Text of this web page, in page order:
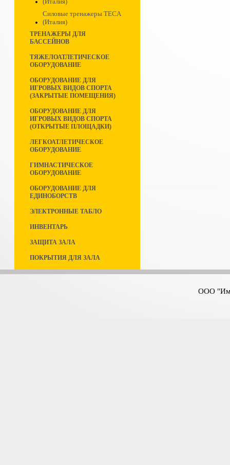
Силовые тренажеры TECA
(Италия)
ТРЕНАЖЕРЫ ДЛЯ
БАССЕЙНОВ
ТЯЖЕЛОАТЛЕТИЧЕСКОЕ
ОБОРУДОВАНИЕ
ОБОРУДОВАНИЕ ДЛЯ
ИГРОВЫХ ВИДОВ СПОРТА
(ЗАКРЫТЫЕ ПОМЕЩЕНИЯ)
ОБОРУДОВАНИЕ ДЛЯ
ИГРОВЫХ ВИДОВ СПОРТА
(ОТКРЫТЫЕ ПЛОЩАДКИ)
ЛЕГКОАТЛЕТИЧЕСКОЕ
ОБОРУДОВАНИЕ
ГИМНАСТИЧЕСКОЕ
ОБОРУДОВАНИЕ
ОБОРУДОВАНИЕ ДЛЯ
ЕДИНОБОРСТВ
ЭЛЕКТРОННЫЕ ТАБЛО
ИНВЕНТАРЬ
ЗАЩИТА ЗАЛА
ПОКРЫТИЯ ДЛЯ ЗАЛА
ООО